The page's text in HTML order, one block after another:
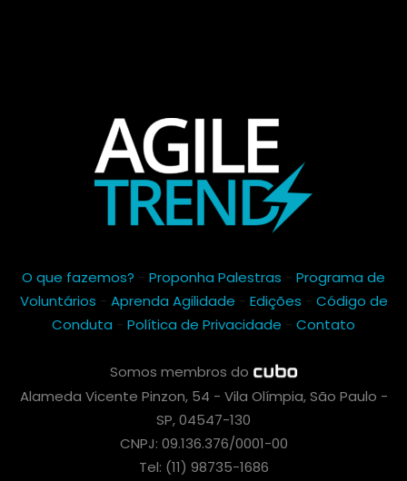
O que fazemos? - Proponha Palestras - Programa de
Voluntários - Aprenda Agilidade - Edições - Código de
Conduta - Política de Privacidade - Contato
Somos membros do
Alameda Vicente Pinzon, 54 - Vila Olímpia, São Paulo -
SP, 04547-130
CNPJ: 09.136.376/0001-00
Tel: (11) 98735-1686